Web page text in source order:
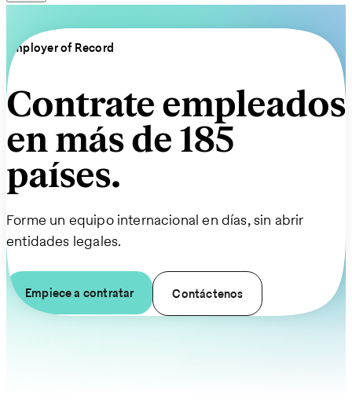
Employer of Record
Contrate empleados
en más de 185
países.
Forme un equipo internacional en días, sin abrir
entidades legales.
Empiece a contratar Contáctenos